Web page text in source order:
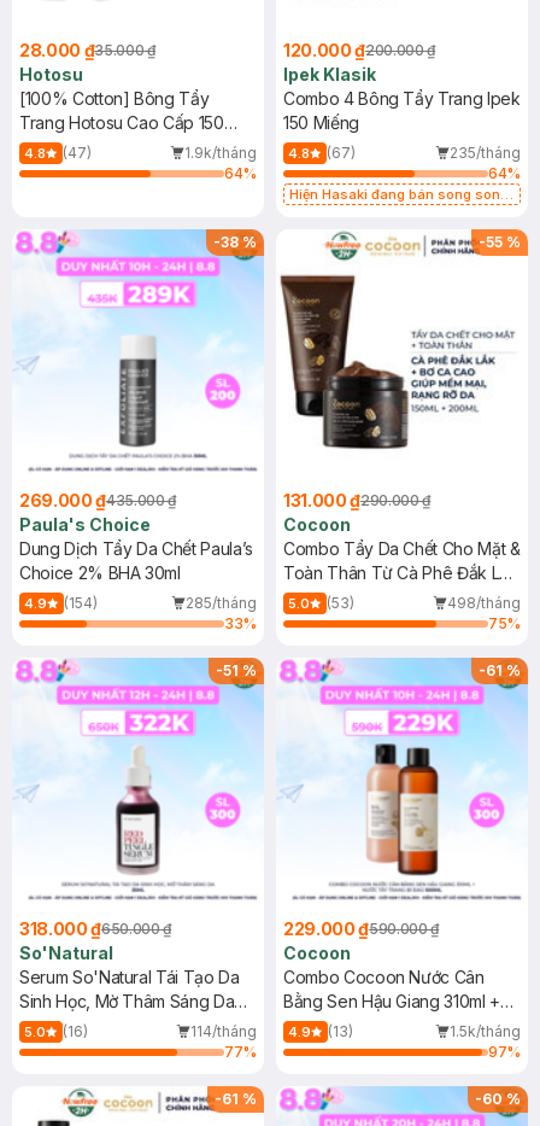
28.000 ₫35.000 ₫
Hotosu
[100% Cotton] Bông Tẩy
Trang Hotosu Cao Cấp 150
Miếng
4.8 (47)
1.9k/tháng
64%
120.000 ₫200.000 ₫
Ipek Klasik
Combo 4 Bông Tẩy Trang Ipek
150 Miếng
4.8 (67)
235/tháng
64%
Hiện Hasaki đang bán song song
-38%
269.000 ₫435.000 ₫
Paula's Choice
Dung Dịch Tẩy Da Chết Paula’s
Choice 2% BHA 30ml
4.9 (154)
285/tháng
33%
-55 %
131.000 ₫290.000 ₫
Cocoon
Combo Tẩy Da Chết Cho Mặt &
Toàn Thân Từ Cà Phê Đắk Lắk
(150ml+200ml)
5.0 (53)
498/tháng
75%
-51%
318.000 ₫650.000 ₫
So'Natural
Serum So'Natural Tái Tạo Da
Sinh Học, Mờ Thâm Sáng Da
35ml
5.0 (16)
114/tháng
77%
-61%
229.000 ₫590.000 ₫
Cocoon
Combo Cocoon Nước Cân
Bằng Sen Hậu Giang 310ml +
Nước Tẩy Trang Bí Đao 500ml
4.9 (13)
1.5k/tháng
97%
-61 % -60%